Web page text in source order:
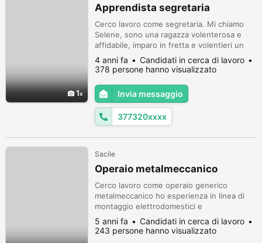
1
Apprendista segretaria
Cerco lavoro come segretaria. Mi chiamo
Selene, sono una ragazza volenterosa e
affidabile, imparo in fretta e volentieri un
nuovo mestiere. Ho avuto esperienze
lavorative a contatto con clienti, e so
rapportarmi bene con essi. Disponibile full-
time o part-time da lunedì a venerdì nelle
province di Pordenone o comunque entro
un raggio di 30/40 km da Pordenone...
4 anni fa
Candidati in cerca di lavoro
378 persone hanno visualizzato
Invia messaggio
377320xxxx
Sacile
Operaio metalmeccanico
Cerco lavoro come operaio generico
metalmeccanico ho esperienza in linea di
montaggio elettrodomestici e
autodemolizioni montaggio smontaggio
automobili in allegato cv cerco qualsiasi
lavoro turni e/giornata Disponibile da subito
5 anni fa
Candidati in cerca di lavoro
243 persone hanno visualizzato